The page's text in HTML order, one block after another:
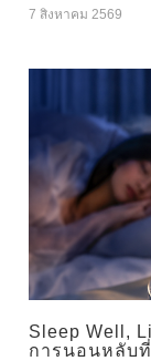
7 สิงหาคม 2569
Sleep Well,
การนอนหลับ